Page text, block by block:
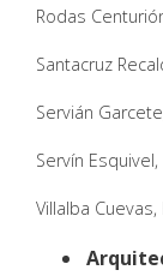
Rodas
Santacruz
Servián
Servín
Villalba